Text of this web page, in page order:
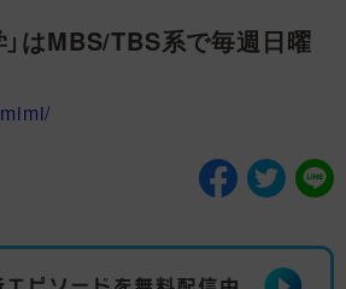
」はMBS/TBS系で毎週日曜